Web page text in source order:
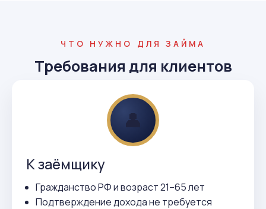
ЧТО НУЖНО ДЛЯ ЗАЙМА
Требования для клиентов
👤
К заёмщику
Гражданство РФ и возраст 21–65 лет
Подтверждение дохода не требуется